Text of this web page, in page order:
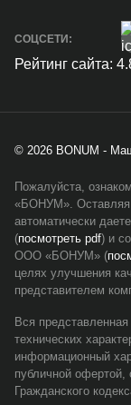
СОЦСЕТИ:
Рейтинг сайта:
© 2026 BONUM -
Пожалуйста,
«БОНУМ». Оставляя
автоматически
(посмотреть pdf) и
ООО «БОНУМ» (
целях улучшения
представителем
Вся
технических
информационный
публичной
Гражданского